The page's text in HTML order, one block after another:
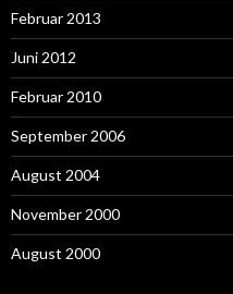
Februar 2013
Juni 2012
Februar 2010
September 2006
August 2004
November 2000
August 2000